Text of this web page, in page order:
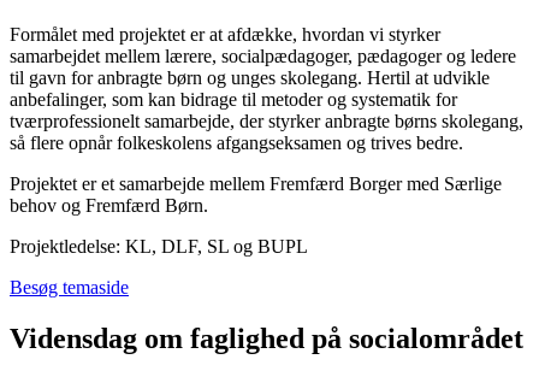
Formålet med projektet er at afdække, hvordan vi styrker
samarbejdet mellem lærere, socialpædagoger, pædagoger og ledere
til gavn for anbragte børn og unges skolegang. Hertil at udvikle
anbefalinger, som kan bidrage til metoder og systematik for
tværprofessionelt samarbejde, der styrker anbragte børns skolegang,
så flere opnår folkeskolens afgangseksamen og trives bedre.
Projektet er et samarbejde mellem Fremfærd Borger med Særlige
behov og Fremfærd Børn.
Projektledelse: KL, DLF, SL og BUPL
Besøg temaside
Vidensdag om faglighed på socialområdet